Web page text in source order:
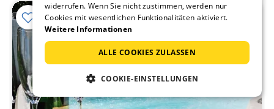
widerrufen. Wenn Sie nicht zustimmen, werden nur
Cookies mit wesentlichen Funktionalitäten aktiviert.
Weitere Informationen
ALLE COOKIES ZULASSEN
COOKIE-EINSTELLUNGEN